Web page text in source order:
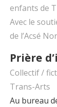
enfants de
Avec le
de l’Acsé
Prière
Collectif /
Trans-Arts
Au bureau